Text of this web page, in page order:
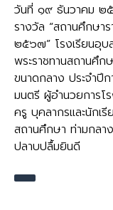
วันที่ ๑๙ ธันวาคม ๒
รางวัล “สถานศึกษา
๒๕๖๗” โรงเรียนอุ
พระราชทานสถานศึก
ขนาดกลาง ประจำ
มนตรี ผู้อำนวยการโ
ครู บุคลากรและนักเ
สถานศึกษา ท่ามกลา
ปลาบปลื้มยินดี